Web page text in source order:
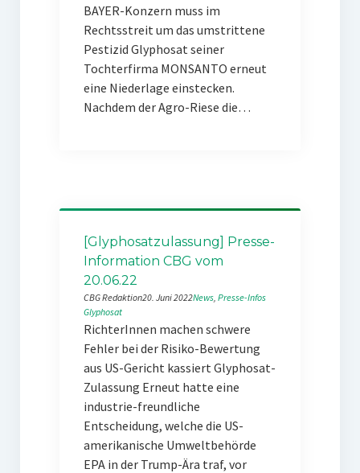
BAYER-Konzern muss im
Rechtsstreit um das umstrittene
Pestizid Glyphosat seiner
Tochterfirma MONSANTO erneut
eine Niederlage einstecken.
Nachdem der Agro-Riese die…
[Glyphosatzulassung] Presse-
Information CBG vom
20.06.22
CBG Redaktion20. Juni 2022News, Presse-Infos
Glyphosat
RichterInnen machen schwere
Fehler bei der Risiko-Bewertung
aus US-Gericht kassiert Glyphosat-
Zulassung Erneut hatte eine
industrie-freundliche
Entscheidung, welche die US-
amerikanische Umweltbehörde
EPA in der Trump-Ära traf, vor